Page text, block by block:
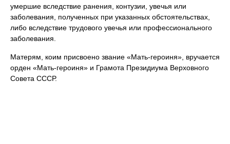
умершие вследствие ранения, контузии, увечья или
заболевания, полученных при указанных обстоятельствах,
либо вследствие трудового увечья или профессионального
заболевания.
Матерям, коим присвоено звание «Мать-героиня», вручается
орден «Мать-героиня» и Грамота Президиума Верховного
Совета СССР.